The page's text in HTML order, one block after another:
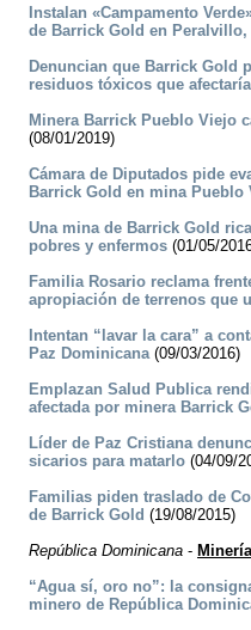
Instalan «Campamento
de Barrick Gold en Peralvillo,
Denuncian que Barrick Gold
residuos tóxicos que
Minera Barrick Pueblo Viejo
(08/01/2019)
Cámara de Diputados pide
Barrick Gold en mina Pueblo
Una mina de Barrick Gold
pobres y enfermos (01/05/
Familia Rosario reclama
apropiación de terrenos que
Intentan “lavar la cara” a
Paz Dominicana(09/03/2016)
Emplazan Salud Publica
afectada por minera Barrick
Líder de Paz Cristiana
sicarios para matarlo (04/09/
Familias piden traslado de
de Barrick Gold (19/08/2015)
República Dominicana -
“Agua sí, oro no”: la
minero de República